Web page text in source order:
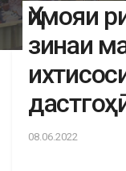
Ҳимояи
зинаи
08.06.2022